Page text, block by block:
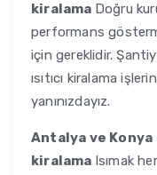
kiralama Doğru
performans
için gereklidir.
ısıtıcı kiralama
yanınızdayız.
Antalya ve Konya
kiralama Isımak